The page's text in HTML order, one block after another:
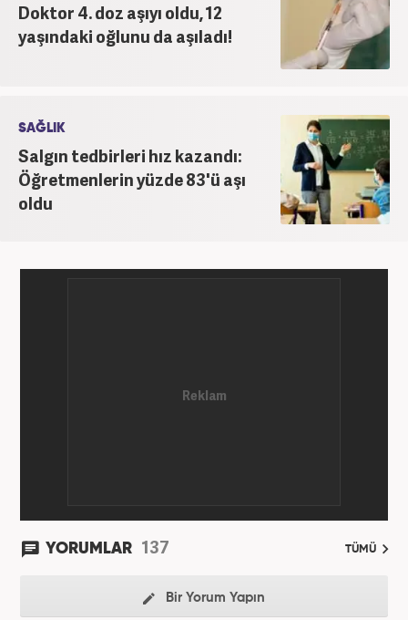
Doktor 4. doz aşıyı oldu, 12
yaşındaki oğlunu da aşıladı!
SAĞLIK
Salgın tedbirleri hız kazandı:
Öğretmenlerin yüzde 83'ü aşı
oldu
YORUMLAR 137 TÜMÜ
Bir Yorum Yapın